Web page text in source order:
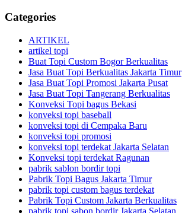
Categories
ARTIKEL
artikel topi
Buat Topi Custom Bogor Berkualitas
Jasa Buat Topi Berkualitas Jakarta Timur
Jasa Buat Topi Promosi Jakarta Pusat
Jasa Buat Topi Tangerang Berkualitas
Konveksi Topi bagus Bekasi
konveksi topi baseball
konveksi topi di Cempaka Baru
konveksi topi promosi
konveksi topi terdekat Jakarta Selatan
Konveksi topi terdekat Ragunan
pabrik sablon bordir topi
Pabrik Topi Bagus Jakarta Timur
pabrik topi custom bagus terdekat
Pabrik Topi Custom Jakarta Berkualitas
pabrik topi sabon bordir Jakarta Selatan